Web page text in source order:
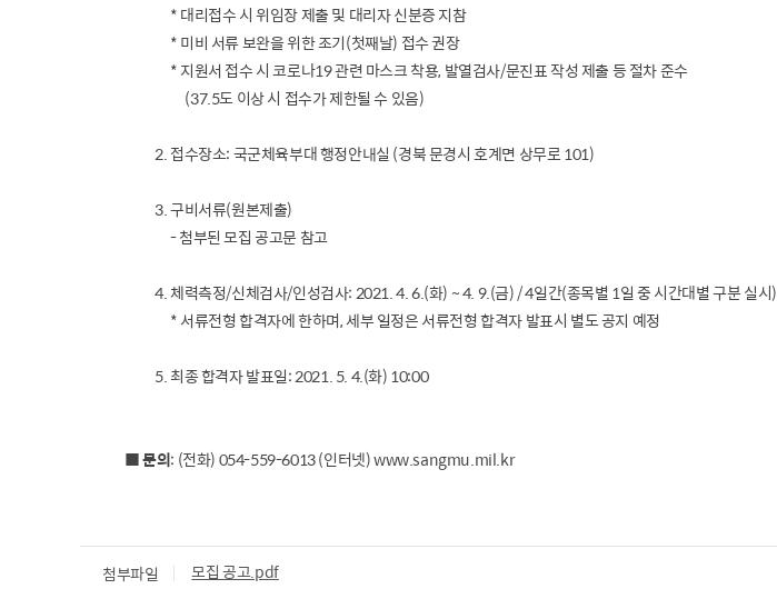
* 대리접수 시 위임장 제출 및 대리자 신분증 지참
* 미비 서류 보완을 위한 조기(첫째날) 접수 권장
* 지원서 접수 시 코로나19 관련 마스크 착용, 발열검사/문진표 작성 제출 등 절차 준수
(37.5도 이상 시 접수가 제한될 수 있음)
2. 접수장소: 국군체육부대 행정안내실 (경북 문경시 호계면 상무로 101)
3. 구비서류(원본제출)
- 첨부된 모집 공고문 참고
4. 체력측정/신체검사/인성검사: 2021. 4. 6.(화) ~ 4. 9.(금) / 4일간(종목별 1일 중 시간대별 구분 실시)
* 서류전형 합격자에 한하며, 세부 일정은 서류전형 합격자 발표시 별도 공지 예정
5. 최종 합격자 발표일: 2021. 5. 4.(화) 10:00
■ 문의: (전화) 054-559-6013 (인터넷) www.sangmu.mil.kr
첨부파일 모집 공고.pdf